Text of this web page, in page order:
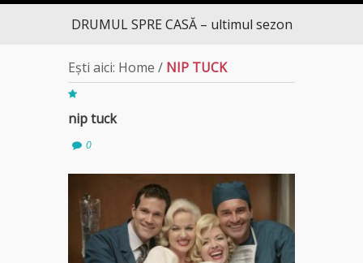
DRUMUL SPRE CASĂ – ultimul sezon te aduce la
Ești aici: Home / NIP TUCK
nip tuck
0